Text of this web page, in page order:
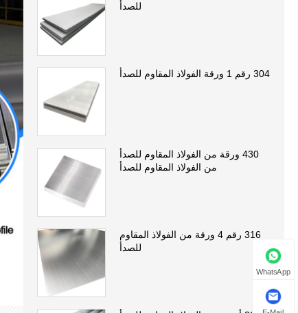
للصدأ
304 رقم 1 ورقة الفولاذ المقاوم للصدأ
430 ورقة من الفولاذ المقاوم للصدأ
من الفولاذ المقاوم للصدأ
316 رقم 4 ورقة من الفولاذ المقاوم
للصدأ
WhatsApp